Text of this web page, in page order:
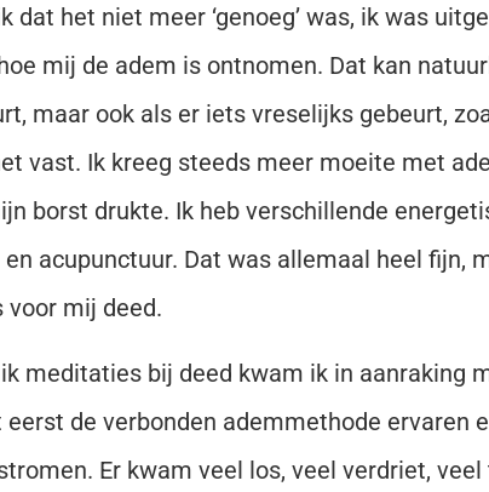
dat het niet meer ‘genoeg’ was, ik was
mij de adem is ontnomen. Dat kan
maar ook als er iets vreselijks gebeurt,
vast. Ik kreeg steeds meer moeite met
borst drukte. Ik heb verschillende
en acupunctuur. Dat was allemaal heel fijn,
mij deed.
meditaties bij deed kwam ik in aanraking
eerst de verbonden ademmethode ervaren
Er kwam veel los, veel verdriet,